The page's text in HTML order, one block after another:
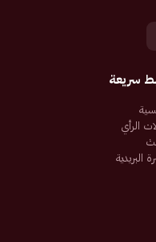
سريعة
الرأي
البريدية